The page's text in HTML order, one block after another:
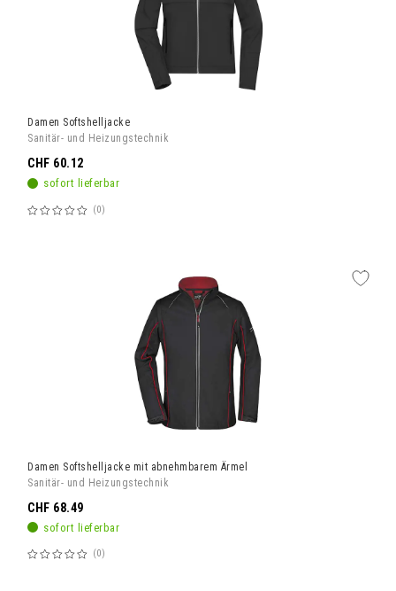
Damen Softshelljacke
Sanitär- und Heizungstechnik
sofort lieferbar
Bewertung:
0
CHF 60.12
Damen Softshelljacke mit abnehmbarem Ärmel
Sanitär- und Heizungstechnik
sofort lieferbar
Bewertung:
0
CHF 68.49